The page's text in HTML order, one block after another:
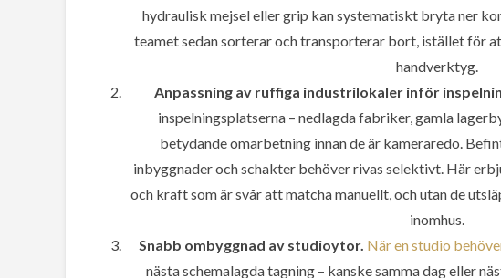
hydraulisk mejsel eller grip kan systematiskt bryta ner
teamet sedan sorterar och transporterar bort, istället för
handverktyg.
Anpassning av ruffiga industrilokaler inför
inspelningsplatserna – nedlagda fabriker, gamla
betydande omarbetning innan de är kameraredo.
inbyggnader och schakter behöver rivas selektivt. Här
och kraft som är svår att matcha manuellt, och utan de
inomhus.
Snabb ombyggnad av studioytor. När en studio
nästa schemalagda tagning – kanske samma dag eller